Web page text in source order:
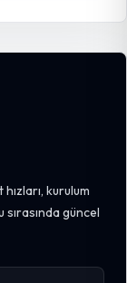
kurulum
güncel